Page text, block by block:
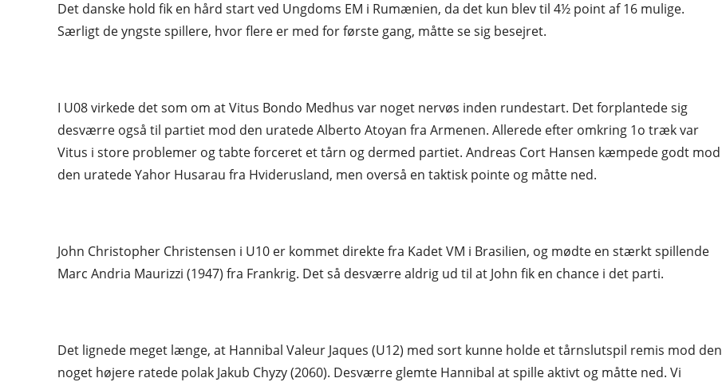
Det danske hold fik en hård start ved Ungdoms EM i Rumænien, da det kun blev til 4½ point af 16 mulige.
Særligt de yngste spillere, hvor flere er med for første gang, måtte se sig besejret.
I U08 virkede det som om at Vitus Bondo Medhus var noget nervøs inden rundestart. Det forplantede sig
desværre også til partiet mod den uratede Alberto Atoyan fra Armenen. Allerede efter omkring 1o træk var
Vitus i store problemer og tabte forceret et tårn og dermed partiet. Andreas Cort Hansen kæmpede godt mod
den uratede Yahor Husarau fra Hviderusland, men overså en taktisk pointe og måtte ned.
John Christopher Christensen i U10 er kommet direkte fra Kadet VM i Brasilien, og mødte en stærkt spillende
Marc Andria Maurizzi (1947) fra Frankrig. Det så desværre aldrig ud til at John fik en chance i det parti.
Det lignede meget længe, at Hannibal Valeur Jaques (U12) med sort kunne holde et tårnslutspil remis mod den
noget højere ratede polak Jakub Chyzy (2060). Desværre glemte Hannibal at spille aktivt og måtte ned. Vi